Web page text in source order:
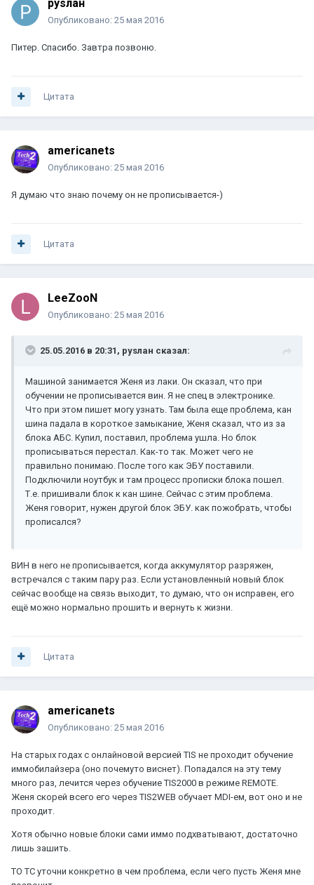
руsлан
Опубликовано: 25 мая 2016
Питер. Спасибо. Завтра позвоню.
Цитата
americanets
Опубликовано: 25 мая 2016
Я думаю что знаю почему он не прописывается-)
Цитата
LeeZooN
Опубликовано: 25 мая 2016
25.05.2016 в 20:31, руsлан сказал:
Машиной занимается Женя из лаки. Он сказал, что при
обучении не прописывается вин. Я не спец в электронике.
Что при этом пишет могу узнать. Там была еще проблема, кан
шина падала в короткое замыкание, Женя сказал, что из за
блока АБС. Купил, поставил, проблема ушла. Но блок
прописываться перестал. Как-то так. Может чего не
правильно понимаю. После того как ЭБУ поставили.
Подключили ноутбук и там процесс прописки блока пошел.
Т.е. пришивали блок к кан шине. Сейчас с этим проблема.
Женя говорит, нужен другой блок ЭБУ. как пожобрать, чтобы
прописался?
ВИН в него не прописывается, когда аккумулятор разряжен,
встречался с таким пару раз. Если установленный новый блок
сейчас вообще на связь выходит, то думаю, что он исправен, его
ещё можно нормально прошить и вернуть к жизни.
Цитата
americanets
Опубликовано: 25 мая 2016
На старых годах с онлайновой версией TIS не проходит обучение
иммобилайзера (оно почемуто виснет). Попадался на эту тему
много раз, лечится через обучение TIS2000 в режиме REMOTE.
Женя скорей всего его через TIS2WEB обучает MDI-ем, вот оно и не
проходит.
Хотя обычно новые блоки сами иммо подхватывают, достаточно
лишь зашить.
TO TC уточни конкретно в чем проблема, если чего пусть Женя мне